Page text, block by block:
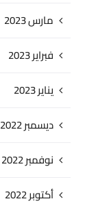
مارس 2023
فبراير 2023
يناير 2023
ديسمبر 2022
نوفمبر 2022
أكتوبر 2022